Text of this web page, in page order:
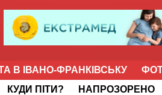
В ІВАНО-ФРАНКІВСЬКУ
КУДИ ПІТИ? НАПРОЗОРЕНО